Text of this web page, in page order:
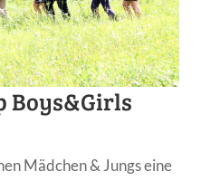
Boys&Girls
Mädchen & Jungs eine